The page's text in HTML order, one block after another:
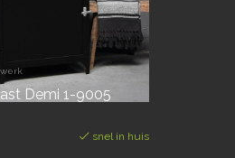
Demi 1-9005
snel in huis